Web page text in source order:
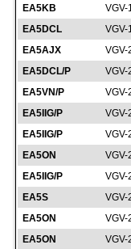
EA5KB
VGV-
EA5DCL
VGV-
EA5AJX
VGV-
EA5DCL/P
VGV-
EA5VN/P
VGV-
EA5IIG/P
VGV-
EA5IIG/P
VGV-
EA5ON
VGV-
EA5IIG/P
VGV-
EA5S
VGV-
EA5ON
VGV-
EA5ON
VGV-